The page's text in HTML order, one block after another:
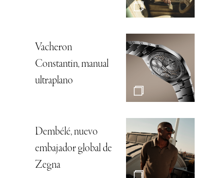
Vacheron
Constantin, manual
ultraplano
Dembélé, nuevo
embajador global de
Zegna